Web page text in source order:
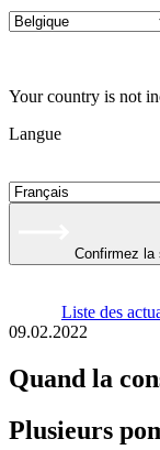
Your country is not
Langue
Confirmez la
Liste des
09.02.2022
Quand la
Plusieurs